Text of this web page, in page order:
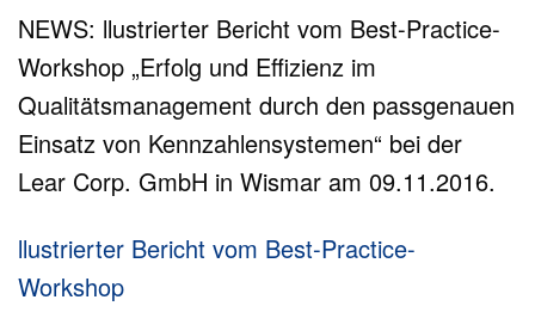
NEWS: llustrierter Bericht vom Best-Practice-
Workshop „Erfolg und Effizienz im
Qualitätsmanagement durch den passgenauen
Einsatz von Kennzahlensystemen“ bei der
Lear Corp. GmbH in Wismar am 09.11.2016.
llustrierter Bericht vom Best-Practice-
Workshop